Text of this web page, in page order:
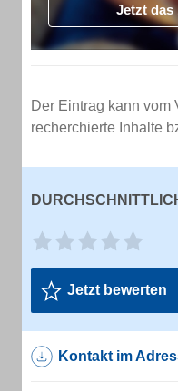
Jetzt das
Der Eintrag kann vom
recherchierte Inhalte
Jetzt bewerten
Kontakt im